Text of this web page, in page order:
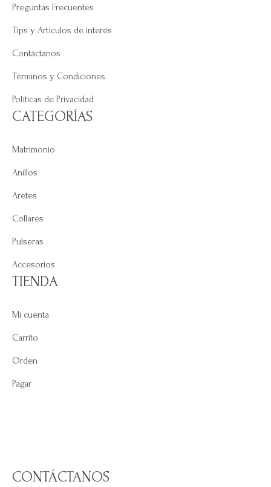
Preguntas Frecuentes
Tips y Artículos de interés
Contáctanos
Términos y Condiciones
Políticas de Privacidad
CATEGORÍAS
Matrimonio
Anillos
Aretes
Collares
Pulseras
Accesorios
TIENDA
Mi cuenta
Carrito
Orden
Pagar
CONTÁCTANOS